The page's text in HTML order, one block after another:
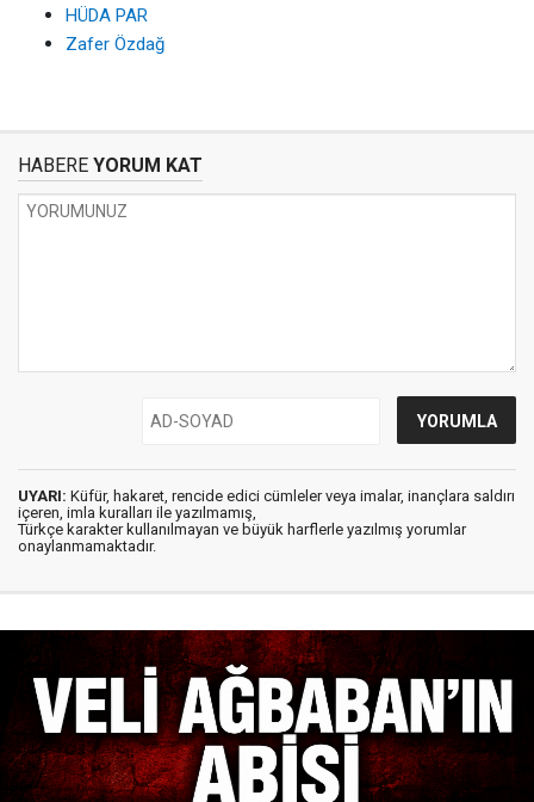
HÜDA PAR
Zafer Özdağ
HABERE YORUM KAT
UYARI: Küfür, hakaret, rencide edici cümleler veya imalar, inançlara saldırı
içeren, imla kuralları ile yazılmamış,
Türkçe karakter kullanılmayan ve büyük harflerle yazılmış yorumlar
onaylanmamaktadır.